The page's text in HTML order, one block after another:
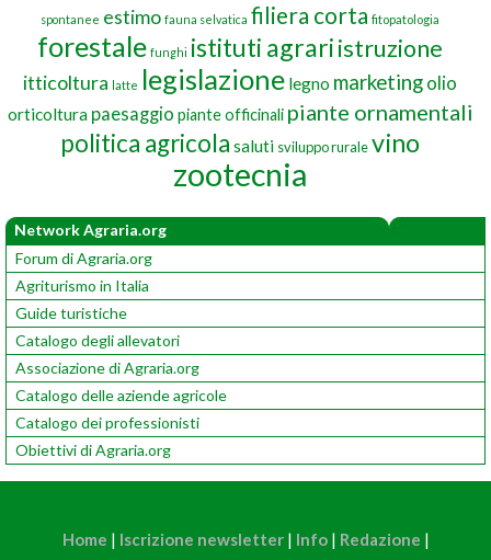
spontanee estimo fauna selvatica filiera corta fitopatologia
forestale funghi istituti agrariistruzione
itticoltura latte legislazione legno marketingolio
orticoltura paesaggio piante officinali piante ornamentali
politica agricola saluti sviluppo ruralevino
zootecnia
Network Agraria.org
Forum di Agraria.org
Agriturismo in Italia
Guide turistiche
Catalogo degli allevatori
Associazione di Agraria.org
Catalogo delle aziende agricole
Catalogo dei professionisti
Obiettivi di Agraria.org
Home | Iscrizione newsletter| Info| Redazione |